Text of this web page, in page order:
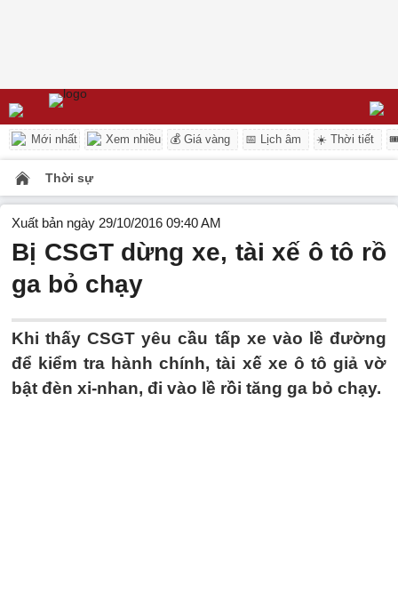
Mới nhất Xem nhiều 💰 Giá vàng 📅 Lịch âm ☀️ Thời tiết
Thời sự
Xuất bản ngày 29/10/2016 09:40 AM
Bị CSGT dừng xe, tài xế ô tô rồ
ga bỏ chạy
Khi thấy CSGT yêu cầu tấp xe vào lề đường
để kiểm tra hành chính, tài xế xe ô tô giả vờ
bật đèn xi-nhan, đi vào lề rồi tăng ga bỏ chạy.